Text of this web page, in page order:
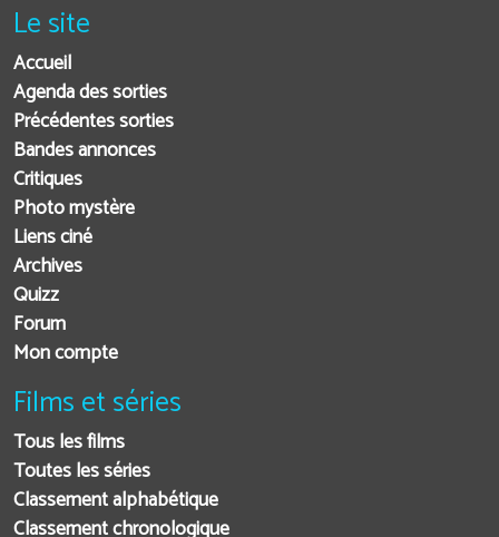
Le site
Accueil
Agenda des sorties
Précédentes sorties
Bandes annonces
Critiques
Photo mystère
Liens ciné
Archives
Quizz
Forum
Mon compte
Films et séries
Tous les films
Toutes les séries
Classement alphabétique
Classement chronologique